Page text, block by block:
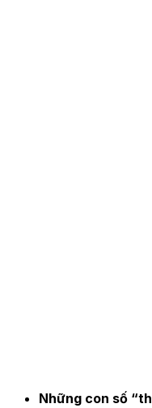
Những con số